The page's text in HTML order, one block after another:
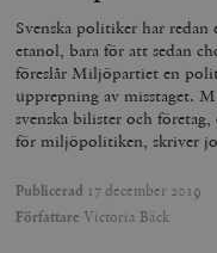
Svenska politiker har
etanol, bara för att sedan
föreslår Miljöpartiet en
upprepning av misstaget.
svenska bilister och
för miljöpolitiken, skriver
Publicerad 17 december 2019
Författare Victoria Bäck